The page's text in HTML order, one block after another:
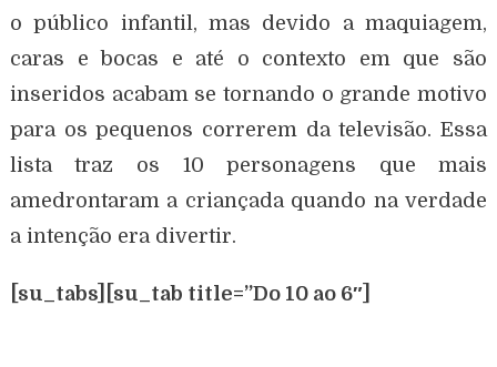
o público infantil, mas devido a maquiagem,
caras e bocas e até o contexto em que são
inseridos acabam se tornando o grande motivo
para os pequenos correrem da televisão. Essa
lista traz os 10 personagens que mais
amedrontaram a criançada quando na verdade
a intenção era divertir.
[su_tabs][su_tab title=”Do 10 ao 6″]